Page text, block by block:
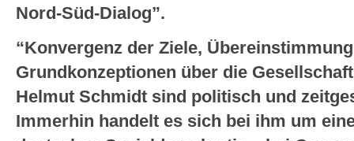
Nord-Süd-Dialog”.
“Konvergenz der Ziele,
Grundkonzeptionen über die
Helmut Schmidt sind politisch und
Immerhin handelt es sich bei ihm um